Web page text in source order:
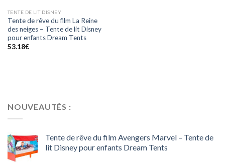
TENTE DE LIT DISNEY
Tente de rêve du film La Reine
des neiges – Tente de lit Disney
pour enfants Dream Tents
53.18€
NOUVEAUTÉS :
Tente de rêve du film Avengers Marvel – Tente de
lit Disney pour enfants Dream Tents